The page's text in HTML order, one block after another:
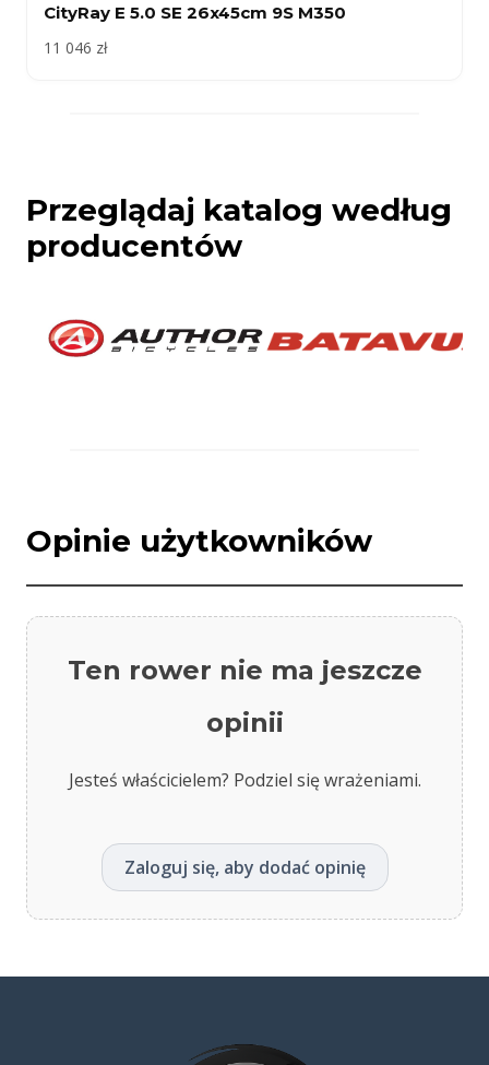
CityRay E 5.0 SE 26x45cm 9S M350
11 046 zł
Przeglądaj katalog według
producentów
Opinie użytkowników
Ten rower nie ma jeszcze
opinii
Jesteś właścicielem? Podziel się wrażeniami.
Zaloguj się, aby dodać opinię